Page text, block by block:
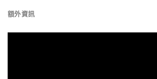
額外資訊